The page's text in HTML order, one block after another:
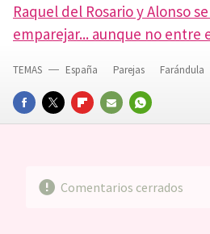
Raquel del Rosario y Alonso
emparejar... aunque no entre
FACEBOOKTWITTERFLIPBOARD
E-
WHATSAPP
TEMAS España Parejas Farándula
Comentarios cerrados